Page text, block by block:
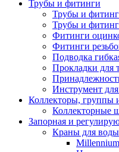
Трубы и фитинги
Трубы и
Трубы и
Фитинги
Фитинги
Подводка
Прокладки для
Инструмент
Коллекторы, группы
Коллекторные
Запорная и
Краны для воды